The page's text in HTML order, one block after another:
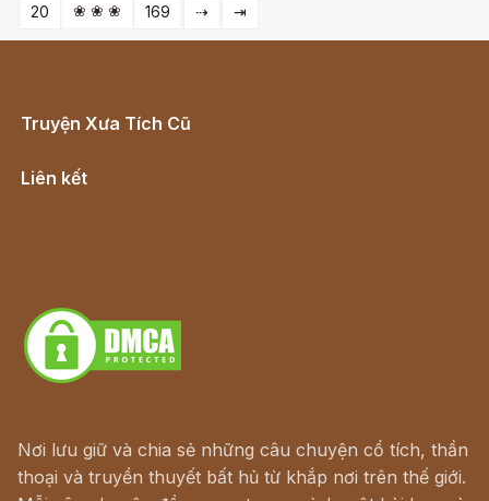
20
❀ ❀ ❀ 169 ⇢ ⇥
Truyện Xưa Tích Cũ
Liên kết
Nơi lưu giữ và chia sẻ những câu chuyện cổ tích, thần
thoại và truyền thuyết bất hủ từ khắp nơi trên thế giới.